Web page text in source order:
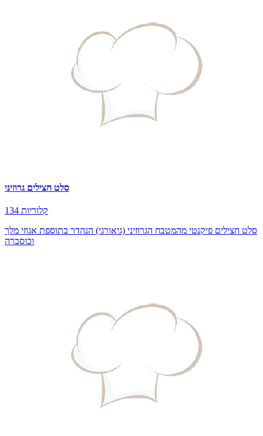
סלט חצילים גרוזיני
134 קלוריות
סלט חצילים פיקנטי מהמטבח הגרוזיני (גיאורגי) הנהדר בתוספת אגוזי מלך
וכוסברה